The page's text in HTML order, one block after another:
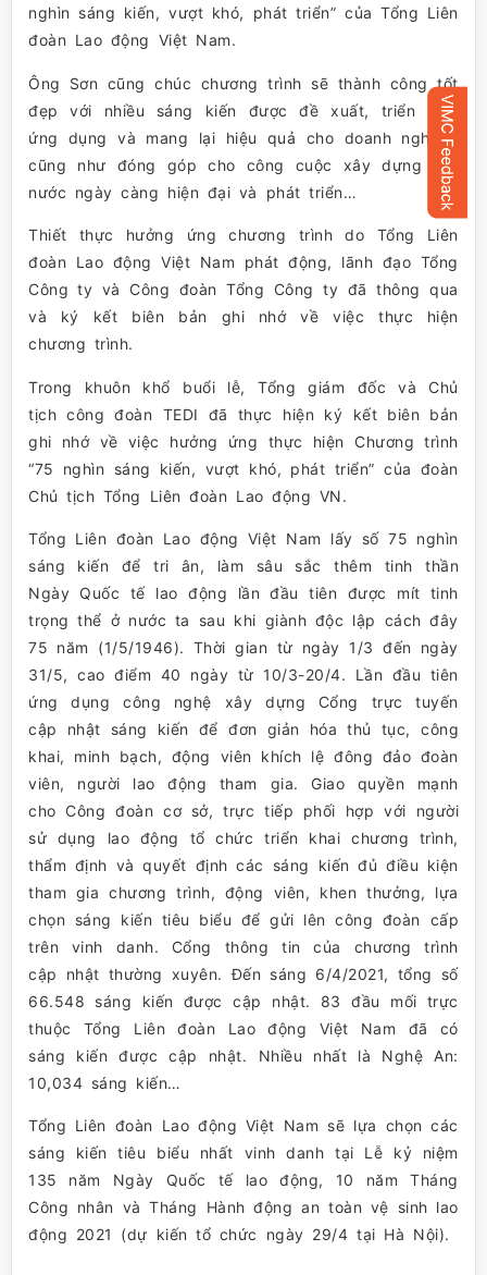
nghìn sáng kiến, vượt khó, phát triển” của Tổng Liên
đoàn Lao động Việt Nam.
Ông Sơn cũng chúc chương trình sẽ thành công tốt
đẹp với nhiều sáng kiến được đề xuất, triển khai
ứng dụng và mang lại hiệu quả cho doanh nghiệp,
cũng như đóng góp cho công cuộc xây dựng đất
nước ngày càng hiện đại và phát triển…
Thiết thực hưởng ứng chương trình do Tổng Liên
đoàn Lao động Việt Nam phát động, lãnh đạo Tổng
Công ty và Công đoàn Tổng Công ty đã thông qua
và ký kết biên bản ghi nhớ về việc thực hiện
chương trình.
Trong khuôn khổ buổi lễ, Tổng giám đốc và Chủ
tịch công đoàn TEDI đã thực hiện ký kết biên bản
ghi nhớ về việc hưởng ứng thực hiện Chương trình
“75 nghìn sáng kiến, vượt khó, phát triển” của đoàn
Chủ tịch Tổng Liên đoàn Lao động VN.
Tổng Liên đoàn Lao động Việt Nam lấy số 75 nghìn
sáng kiến để tri ân, làm sâu sắc thêm tinh thần
Ngày Quốc tế lao động lần đầu tiên được mít tinh
trọng thể ở nước ta sau khi giành độc lập cách đây
75 năm (1/5/1946). Thời gian từ ngày 1/3 đến ngày
31/5, cao điểm 40 ngày từ 10/3-20/4. Lần đầu tiên
ứng dụng công nghệ xây dựng Cổng trực tuyến
cập nhật sáng kiến để đơn giản hóa thủ tục, công
khai, minh bạch, động viên khích lệ đông đảo đoàn
viên, người lao động tham gia. Giao quyền mạnh
cho Công đoàn cơ sở, trực tiếp phối hợp với người
sử dụng lao động tổ chức triển khai chương trình,
thẩm định và quyết định các sáng kiến đủ điều kiện
tham gia chương trình, động viên, khen thưởng, lựa
chọn sáng kiến tiêu biểu để gửi lên công đoàn cấp
trên vinh danh. Cổng thông tin của chương trình
cập nhật thường xuyên. Đến sáng 6/4/2021, tổng số
66.548 sáng kiến được cập nhật. 83 đầu mối trực
thuộc Tổng Liên đoàn Lao động Việt Nam đã có
sáng kiến được cập nhật. Nhiều nhất là Nghệ An:
10,034 sáng kiến…
Tổng Liên đoàn Lao động Việt Nam sẽ lựa chọn các
sáng kiến tiêu biểu nhất vinh danh tại Lễ kỷ niệm
135 năm Ngày Quốc tế lao động, 10 năm Tháng
Công nhân và Tháng Hành động an toàn vệ sinh lao
động 2021 (dự kiến tổ chức ngày 29/4 tại Hà Nội).